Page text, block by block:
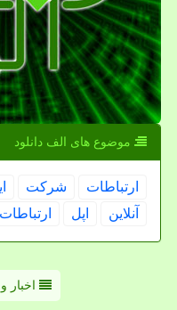
موضوع های الف دانلود
ارتباطات شركت
آنلاین
اپل
اخبار